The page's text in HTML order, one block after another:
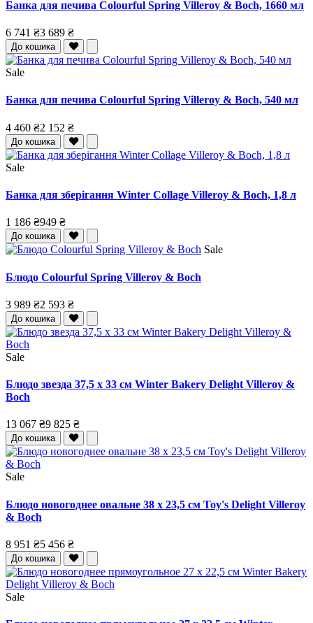
Банка для печива Colourful Spring Villeroy & Boch, 1660 мл
6 741 ₴3 689 ₴
До кошика
Sale
Банка для печива Colourful Spring Villeroy & Boch, 540 мл
4 460 ₴2 152 ₴
До кошика
Sale
Банка для зберігання Winter Collage Villeroy & Boch, 1,8 л
1 186 ₴949 ₴
До кошика
Sale
Блюдо Colourful Spring Villeroy & Boch
3 989 ₴2 593 ₴
До кошика
Sale
Блюдо звезда 37,5 x 33 см Winter Bakery Delight Villeroy &
Boch
13 067 ₴9 825 ₴
До кошика
Sale
Блюдо новогоднее овальне 38 x 23,5 см Toy's Delight Villeroy
& Boch
8 951 ₴5 456 ₴
До кошика
Sale